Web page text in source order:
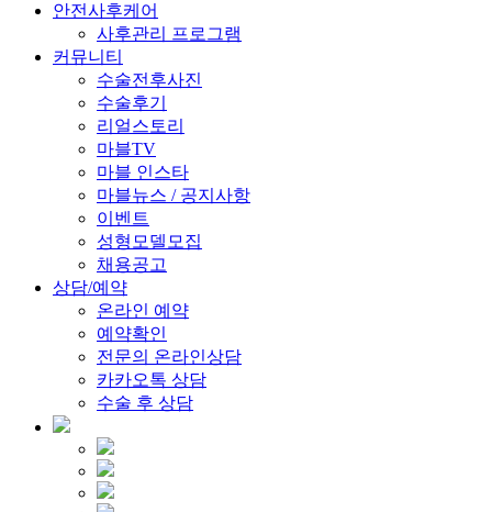
안전사후케어
사후관리 프로그램
커뮤니티
수술전후사진
수술후기
리얼스토리
마블TV
마블 인스타
마블뉴스 / 공지사항
이벤트
성형모델모집
채용공고
상담/예약
온라인 예약
예약확인
전문의 온라인상담
카카오톡 상담
수술 후 상담